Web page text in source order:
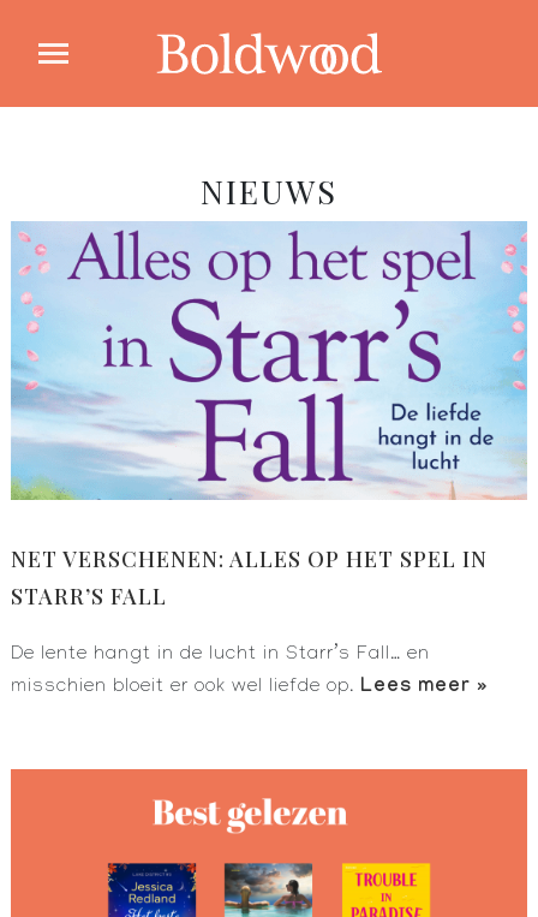
NIEUWS
NET VERSCHENEN: ALLES OP HET SPEL IN
STARR’S FALL
De lente hangt in de lucht in Starr’s Fall… en
misschien bloeit er ook wel liefde op. Lees meer »